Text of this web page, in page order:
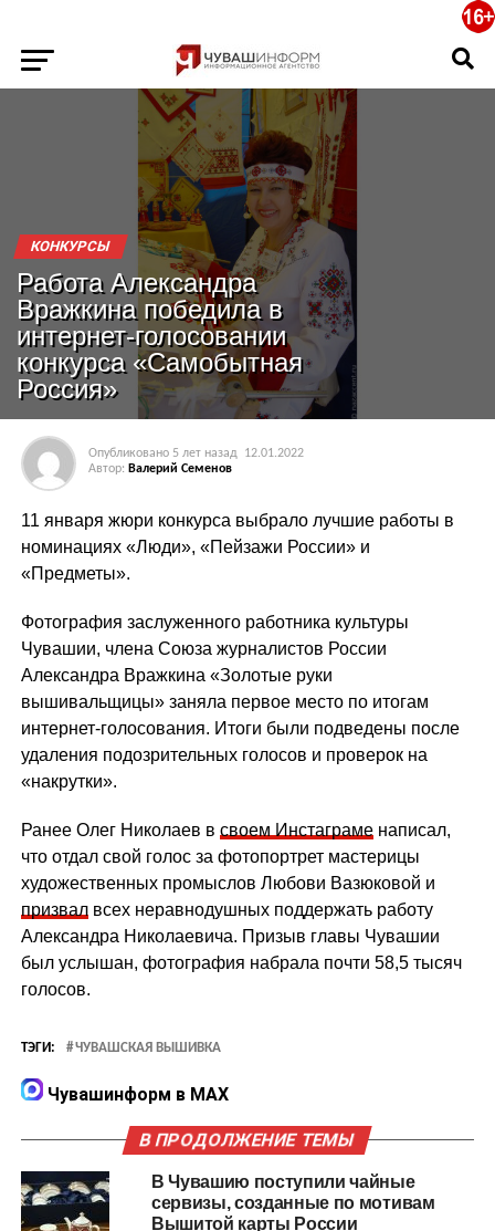
КОНКУРСЫ
Работа Александра
Вражкина победила в
интернет-голосовании
конкурса «Самобытная
Россия»
Опубликовано 5 лет назад
12.01.2022
Автор: Валерий Семенов
11 января жюри конкурса выбрало лучшие работы в
номинациях «Люди», «Пейзажи России» и
«Предметы».
Фотография заслуженного работника культуры
Чувашии, члена Союза журналистов России
Александра Вражкина «Золотые руки
вышивальщицы» заняла первое место по итогам
интернет-голосования. Итоги были подведены после
удаления подозрительных голосов и проверок на
«накрутки».
Ранее Олег Николаев в своем Инстаграменаписал,
что отдал свой голос за фотопортрет мастерицы
художественных промыслов Любови Вазюковой и
призвалвсех неравнодушных поддержать работу
Александра Николаевича. Призыв главы Чувашии
был услышан, фотография набрала почти 58,5 тысяч
голосов.
ТЭГИ: ЧУВАШСКАЯ ВЫШИВКА
Чувашинформ в MAX
В ПРОДОЛЖЕНИЕ ТЕМЫ
В Чувашию поступили чайные
сервизы, созданные по мотивам
Вышитой карты России